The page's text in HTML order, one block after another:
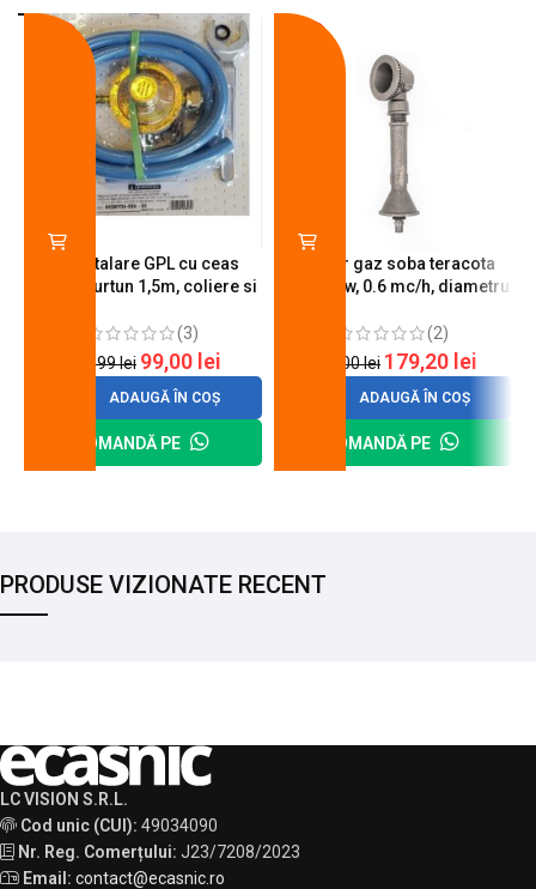
Kit instalare GPL cu ceas
butelie, furtun 1,5m, coliere si
(3)
120,99lei 99,00 lei
ADAUGĂ ÎN COȘ
COMANDĂ PE
Arzator gaz soba teracota
A600, 6 kw, 0.6 mc/h, diametru
(2)
200,00lei 179,20 lei
ADAUGĂ ÎN COȘ
COMANDĂ PE
PRODUSE VIZIONATE RECENT
LC VISION S.R.L.
Cod unic (CUI): 49034090
Nr. Reg. Comerțului: J23/7208/2023
Email: contact@ecasnic.ro